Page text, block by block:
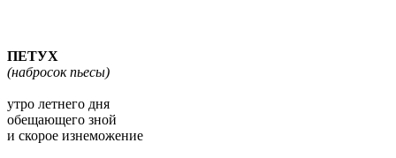
ПЕТУХ
(набросок пьесы)
утро летнего дня
обещающего зной
и скорое изнеможение